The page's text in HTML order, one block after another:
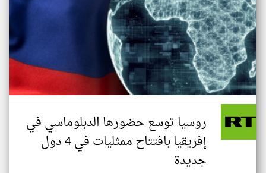
روسيا توسع حضورها الدبلوماسي في
إفريقيا بافتتاح ممثليات في 4 دول
جديدة